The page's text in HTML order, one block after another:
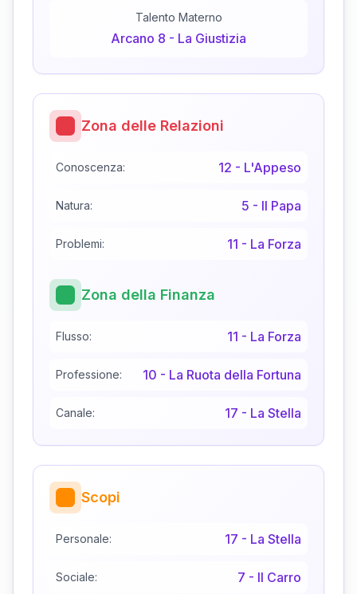
Talento Materno
Arcano 8 - La Giustizia
Zona delle Relazioni
Conoscenza: 12 - L'Appeso
Natura: 5 - Il Papa
Problemi: 11 - La Forza
Zona della Finanza
Flusso: 11 - La Forza
Professione: 10 - La Ruota della Fortuna
Canale: 17 - La Stella
Scopi
Personale: 17 - La Stella
Sociale: 7 - Il Carro